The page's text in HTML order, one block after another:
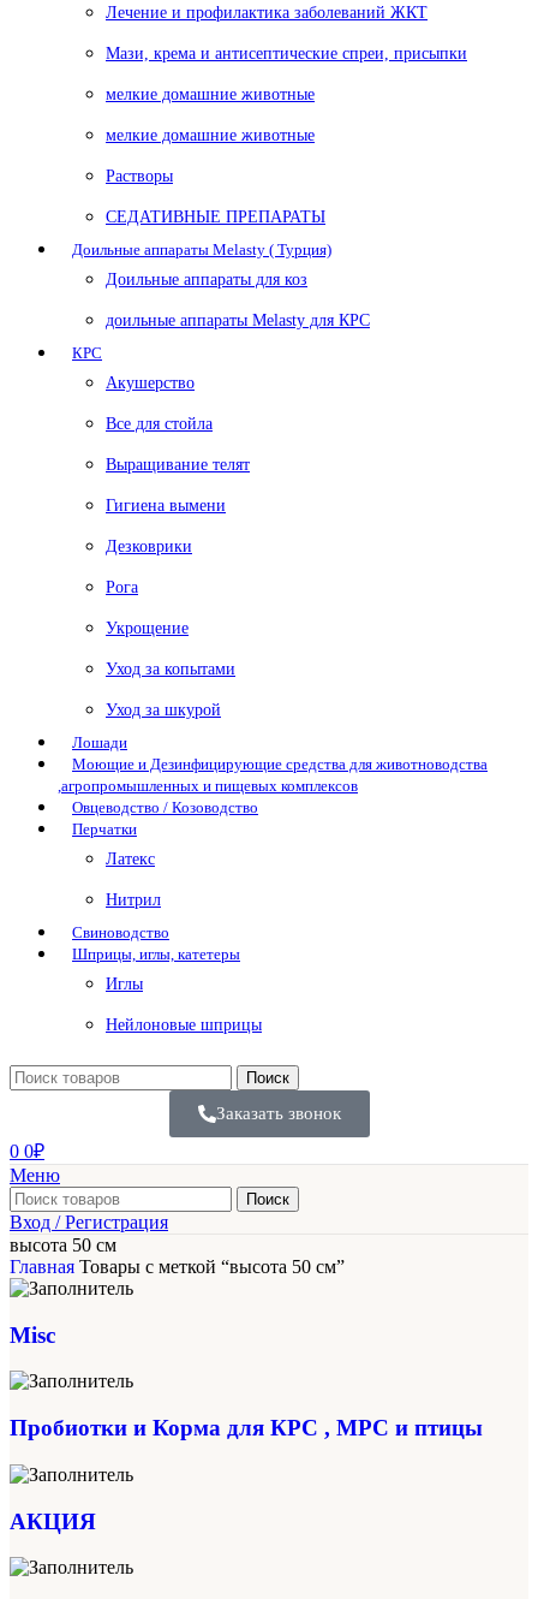
Лечение и профилактика заболеваний ЖКТ
Мази, крема и антисептические спреи, присыпки
мелкие домашние животные
мелкие домашние животные
Растворы
СЕДАТИВНЫЕ ПРЕПАРАТЫ
Доильные аппараты Melasty ( Турция)
Доильные аппараты для коз
доильные аппараты Melasty для КРС
КРС
Акушерство
Все для стойла
Выращивание телят
Гигиена вымени
Дезковрики
Рога
Укрощение
Уход за копытами
Уход за шкурой
Лошади
Моющие и Дезинфицирующие средства для животноводства
,агропромышленных и пищевых комплексов
Овцеводство / Козоводство
Перчатки
Латекс
Нитрил
Свиноводство
Шприцы, иглы, катетеры
Иглы
Нейлоновые шприцы
Поиск
Заказать звонок
0 0₽
Меню
Поиск
Вход / Регистрация
высота 50 см
Главная Товары с меткой “высота 50 см”
Misc
Пробиотки и Корма для КРС , МРС и птицы
АКЦИЯ